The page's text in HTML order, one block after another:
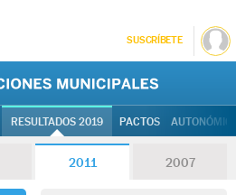
SUSCRÍBETE
RESULTADOS 2019 PACTOS
2011 2007